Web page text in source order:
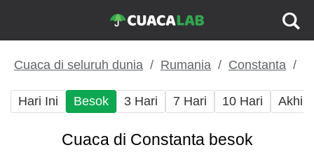
Cuaca di seluruh dunia Rumania Constanta
Hari Ini Besok 3 Hari 7 Hari 10 Hari Akhir
Cuaca di Constanta besok